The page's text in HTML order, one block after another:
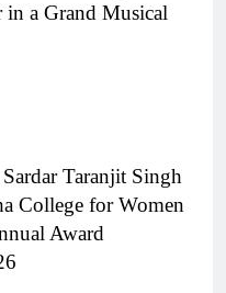
in a Grand Musical
Taranjit Singh
College for Women
Award